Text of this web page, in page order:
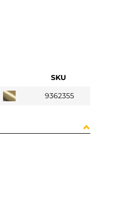
SKU
9362355